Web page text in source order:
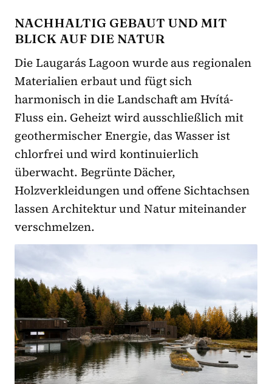
NACHHALTIG GEBAUT UND MIT
BLICK AUF DIE NATUR
Die Laugarás Lagoon wurde aus regionalen
Materialien erbaut und fügt sich
harmonisch in die Landschaft am Hvítá-
Fluss ein. Geheizt wird ausschließlich mit
geothermischer Energie, das Wasser ist
chlorfrei und wird kontinuierlich
überwacht. Begrünte Dächer,
Holzverkleidungen und offene Sichtachsen
lassen Architektur und Natur miteinander
verschmelzen.